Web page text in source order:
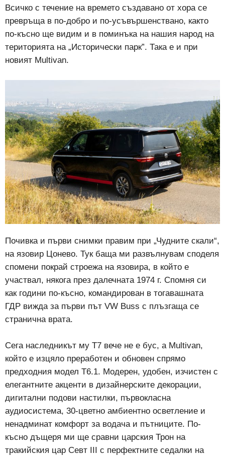
Всичко с течение на времето създавано от хора се
превръща в по-добро и по-усъвършенствано, както
по-късно ще видим и в поминъка на нашия народ на
територията на „Исторически парк”. Така е и при
новият Multivan.
Почивка и първи снимки правим при „Чудните скали“,
на язовир Цонево. Тук баща ми развълнувам споделя
спомени покрай строежа на язовира, в който е
участвал, някога през далечната 1974 г. Спомня си
как години по-късно, командирован в тогавашната
ГДР вижда за първи път VW Buss с плъзгаща се
странична врата.
Сега наследникът му T7 вече не е бус, а Multivan,
който е изцяло преработен и обновен спрямо
предходния модел T6.1. Модерен, удобен, изчистен с
елегантните акценти в дизайнерските декорации,
дигитални подови настилки, първокласна
аудиосистема, 30-цветно амбиентно осветление и
ненадминат комфорт за водача и пътниците. По-
късно дъщеря ми ще сравни царския Трон на
тракийския цар Севт III с перфектните седалки на